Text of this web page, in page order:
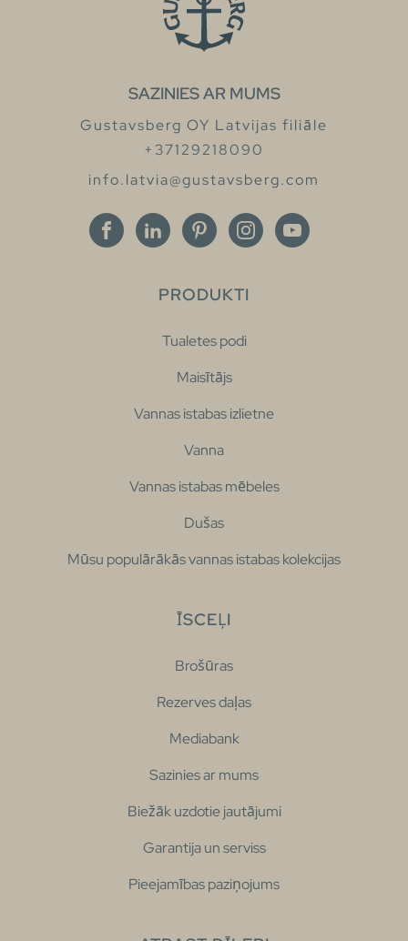
SAZINIES AR MUMS
Gustavsberg OY Latvijas filiāle
+37129218090
info.latvia@gustavsberg.com
PRODUKTI
Tualetes podi
Maisītājs
Vannas istabas izlietne
Vanna
Vannas istabas mēbeles
Dušas
Mūsu populārākās vannas istabas kolekcijas
ĪSCEĻI
Brošūras
Rezerves daļas
Mediabank
Sazinies ar mums
Biežāk uzdotie jautājumi
Garantija un serviss
Pieejamības paziņojums